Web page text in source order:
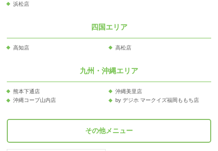
浜松店
四国エリア
高知店 高松店
九州・沖縄エリア
熊本下通店
沖縄美里店
沖縄コープ山内店
by デジホ マークイズ福岡ももち店
その他メニュー